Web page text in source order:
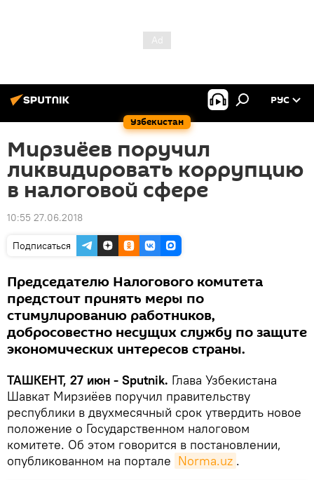
Узбекистан
РУС
Мирзиёев поручил
ликвидировать коррупцию
в налоговой сфере
10:55 27.06.2018
Подписаться
Председателю Налогового комитета
предстоит принять меры по
стимулированию работников,
добросовестно несущих службу по защите
экономических интересов страны.
ТАШКЕНТ, 27 июн - Sputnik. Глава Узбекистана
Шавкат Мирзиёев поручил правительству
республики в двухмесячный срок утвердить новое
положение о Государственном налоговом
комитете. Об этом говорится в постановлении,
опубликованном на портале Norma.uz .